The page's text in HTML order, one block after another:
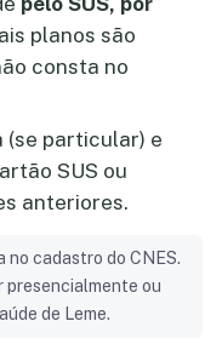
planos são
consta no
(se particular) e
SUS ou
anteriores.
cadastro do CNES.
presencialmente ou
de Leme.